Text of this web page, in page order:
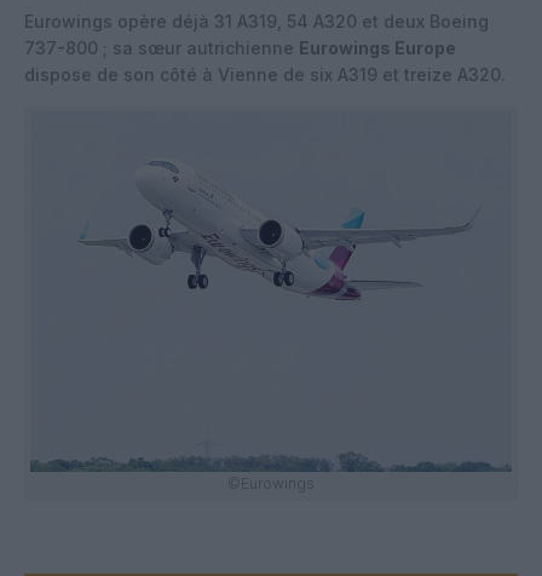
Eurowings opère déjà 31 A319, 54 A320 et deux Boeing
737-800 ; sa sœur autrichienne Eurowings Europe
dispose de son côté à Vienne de six A319 et treize A320.
©Eurowings